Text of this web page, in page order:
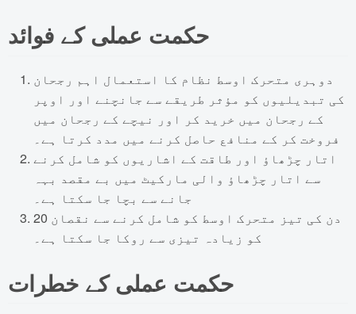
حکمت عملی کے فوائد
دوہری متحرک اوسط نظام کا استعمال اہم رجحان
کی تبدیلیوں کو مؤثر طریقے سے جانچنے اور اوپر
کے رجحان میں خرید کر اور نیچے کے رجحان میں
فروخت کر کے منافع حاصل کرنے میں مدد کرتا ہے۔
اتار چڑھاؤ اور طاقت کے اشاریوں کو شامل کرنے
سے اتار چڑھاؤ والی مارکیٹ میں بے مقصد بہہ
جانے سے بچا جا سکتا ہے۔
20 دن کی تیز متحرک اوسط کو شامل کرنے سے نقصان
کو زیادہ تیزی سے روکا جا سکتا ہے۔
حکمت عملی کے خطرات